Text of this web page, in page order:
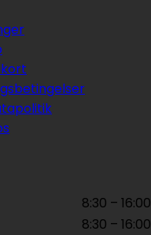
8:30 – 16:00
8:30 – 16:00